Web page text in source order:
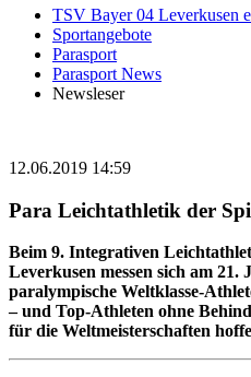
TSV Bayer 04 Leverkusen
Sportangebote
Parasport
Parasport News
Newsleser
12.06.2019 14:59
Para Leichtathletik der
Beim 9. Integrativen
Leverkusen messen sich am
paralympische Weltklasse-
– und Top-Athleten ohne
für die Weltmeisterschaften